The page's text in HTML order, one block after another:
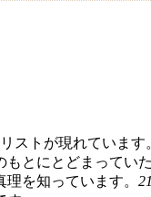
ストが現れていま
とにとどまってい
を知っています。 21